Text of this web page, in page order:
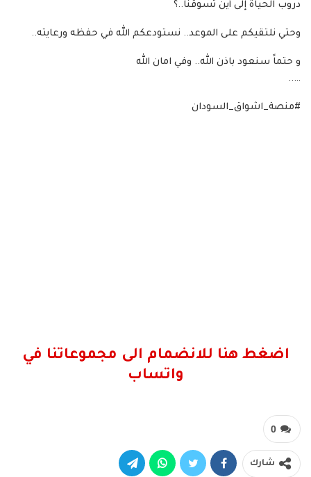
دروب الحياة إلى أين تسوقنا..؟
وحتي نلتقيكم على الموعد.. نستودعكم الله في حفظه ورعايته..
و حتماً سنعود باذن الله.. وفي امان الله
…..
#منصة_اشواق_السودان
اضغط هنا للانضمام الى مجموعاتنا في
واتساب
0
شارك